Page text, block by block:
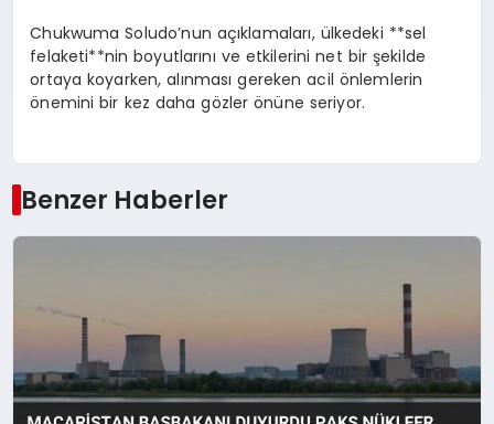
Chukwuma Soludo’nun açıklamaları, ülkedeki **sel
felaketi**nin boyutlarını ve etkilerini net bir şekilde
ortaya koyarken, alınması gereken acil önlemlerin
önemini bir kez daha gözler önüne seriyor.
Benzer Haberler